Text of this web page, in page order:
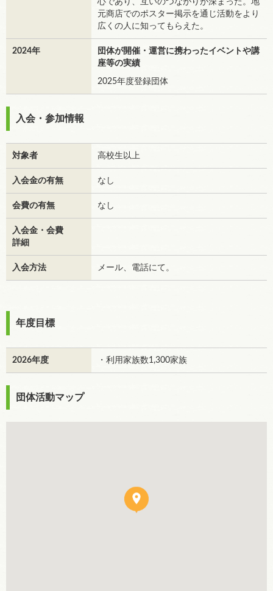
心であり、互いのつながりが深まった。地
元商店でのポスター掲示を通じ活動をより
広くの人に知ってもらえた。
2024年
団体が開催・運営に携わったイベントや講
座等の実績
2025年度登録団体
入会・参加情報
対象者 高校生以上
入会金の有無 なし
会費の有無 なし
入会金・会費
詳細
入会方法 メール、電話にて。
年度目標
2026年度 ・利用家族数1,300家族
団体活動マップ